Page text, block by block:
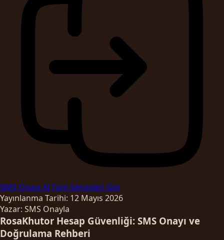
SMS Onayı Al Tüm Servisleri Gör
Yayınlanma Tarihi: 12 Mayıs 2026
Yazar: SMS Onayla
RosaKhutor Hesap Güvenliği: SMS Onayı ve
Doğrulama Rehberi